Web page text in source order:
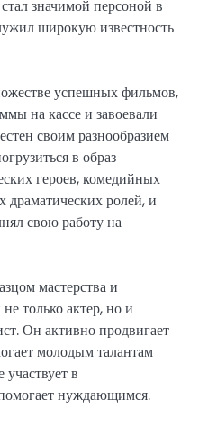
значимой персоной в
широкую известность
успешных фильмов,
на кассе и завоевали
своим разнообразием
в образ
героев, комедийных
драматических ролей, и
свою работу на
мастерства и
только актер, но и
Он активно продвигает
молодым талантам
в
нуждающимся.